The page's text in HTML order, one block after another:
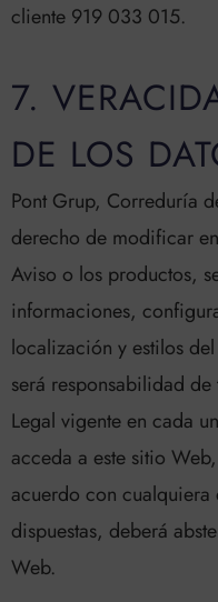
cliente 919 033 015.
7.
DE LOS
Pont Grup, Correduría
derecho de modificar
Aviso o los productos,
informaciones,
localización y estilos
será responsabilidad
Legal vigente en cada
acceda a este sitio
acuerdo con
dispuestas, deberá
Web.